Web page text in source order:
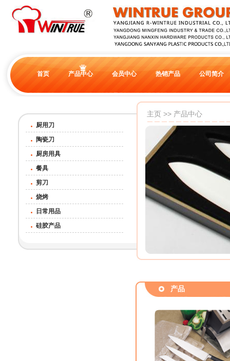
首页 产品中心 会员中心 热销产品 公司简介
厨用刀
陶瓷刀
厨房用具
餐具
剪刀
烧烤
日常用品
硅胶产品
主页 >> 产品中心
产品